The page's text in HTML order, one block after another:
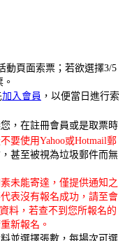
動頁面索票；若欲選擇3/5
加入會員 ，以便當日進行索
，在註冊會員或是取票時
要使用Yahoo或Hotmail郵
甚至被視為垃圾郵件而無
未能寄達，僅提供通知之
表沒有報名成功，請至會
料，若查不到您所報名的
新報名。
並選擇張數，每場次可選